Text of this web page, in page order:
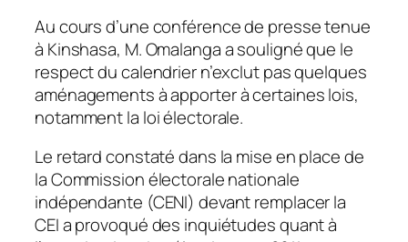
Au cours d’une conférence de presse tenue
à Kinshasa, M. Omalanga a souligné que le
respect du calendrier n’exclut pas quelques
aménagements à apporter à certaines lois,
notamment la loi électorale.
Le retard constaté dans la mise en place de
la Commission électorale nationale
indépendante (CENI) devant remplacer la
CEI a provoqué des inquiétudes quant à